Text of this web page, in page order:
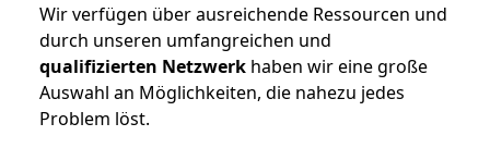
Wir verfügen über ausreichende Ressourcen und
durch unseren umfangreichen und
qualifizierten Netzwerk haben wir eine große
Auswahl an Möglichkeiten, die nahezu jedes
Problem löst.